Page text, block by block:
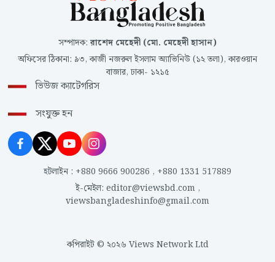
সম্পাদক:রাশেদ মেহেদী (মো. মেহেদী হাসান)
অফিসের ঠিকানা: ৯৩, কাজী নজরুল ইসলাম অ্যাভিনিউ (১২ তলা), কারওয়ান
বাজার, ঢাকা- ১২১৫
ভিউজ ক্যাটেগরিস
সংযুক্ত হন
হটলাইন : +880 9666 900286 , +880 1331 517889
ই-মেইল: editor@viewsbd.com,
viewsbangladeshinfo@gmail.com
কপিরাইট © ২০২৬ Views Network Ltd